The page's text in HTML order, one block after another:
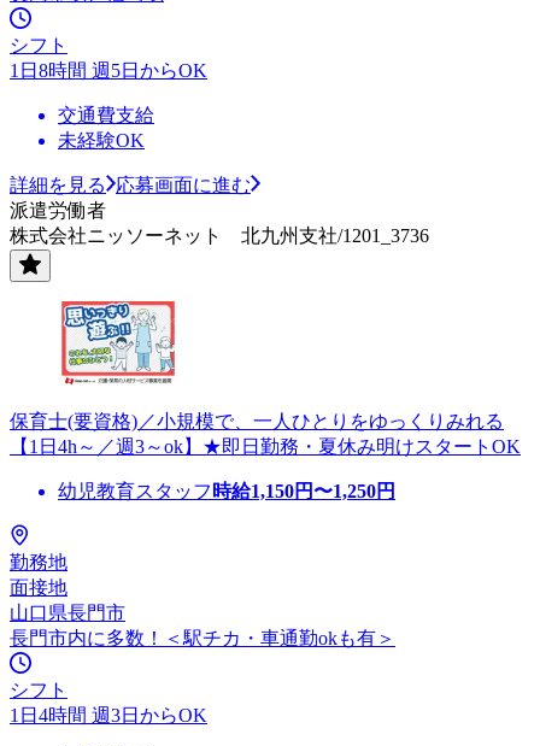
シフト
1日8時間 週5日からOK
交通費支給
未経験OK
詳細を見る
応募画面に進む
派遣労働者
株式会社ニッソーネット 北九州支社/1201_3736
保育士(要資格)／小規模で、一人ひとりをゆっくりみれる
【1日4h～／週3～ok】★即日勤務・夏休み明けスタートOK
幼児教育スタッフ 時給1,150円〜1,250円
勤務地
面接地
山口県長門市
長門市内に多数！＜駅チカ・車通勤okも有＞
シフト
1日4時間 週3日からOK